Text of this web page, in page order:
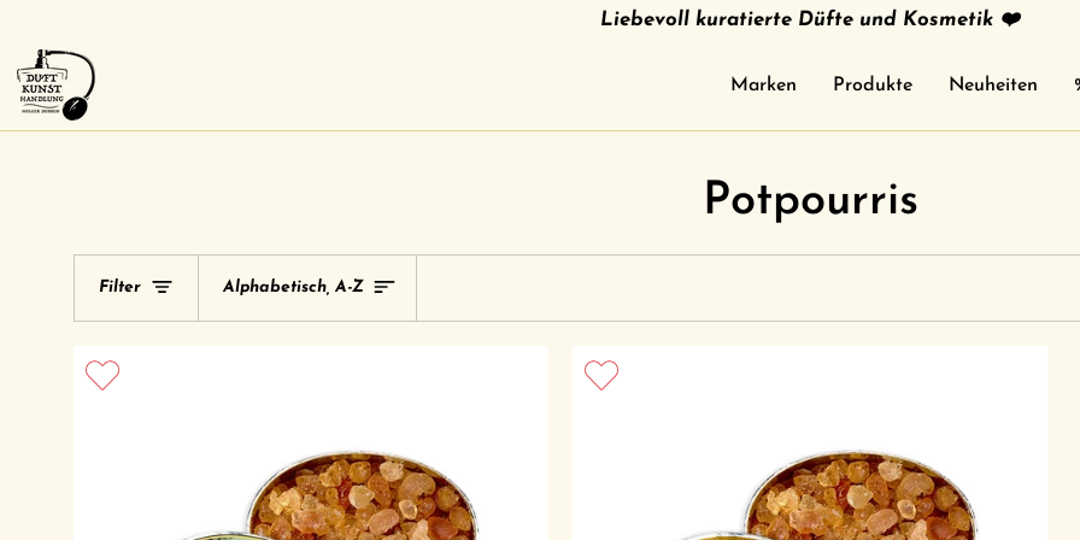
Inhalt
Liebevoll kuratierte Düfte und Kosmetik ❤️
Marken Produkte Neuheiten
Potpourris
Filter Sortieren
Alphabetisch, A-Z